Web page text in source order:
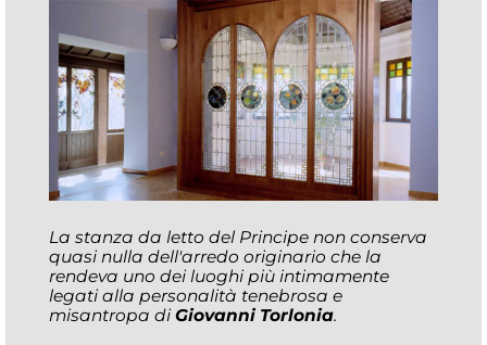
La stanza da letto del Principe non conserva
quasi nulla dell'arredo originario che la
rendeva uno dei luoghi più intimamente
legati alla personalità tenebrosa e
misantropa di Giovanni Torlonia.